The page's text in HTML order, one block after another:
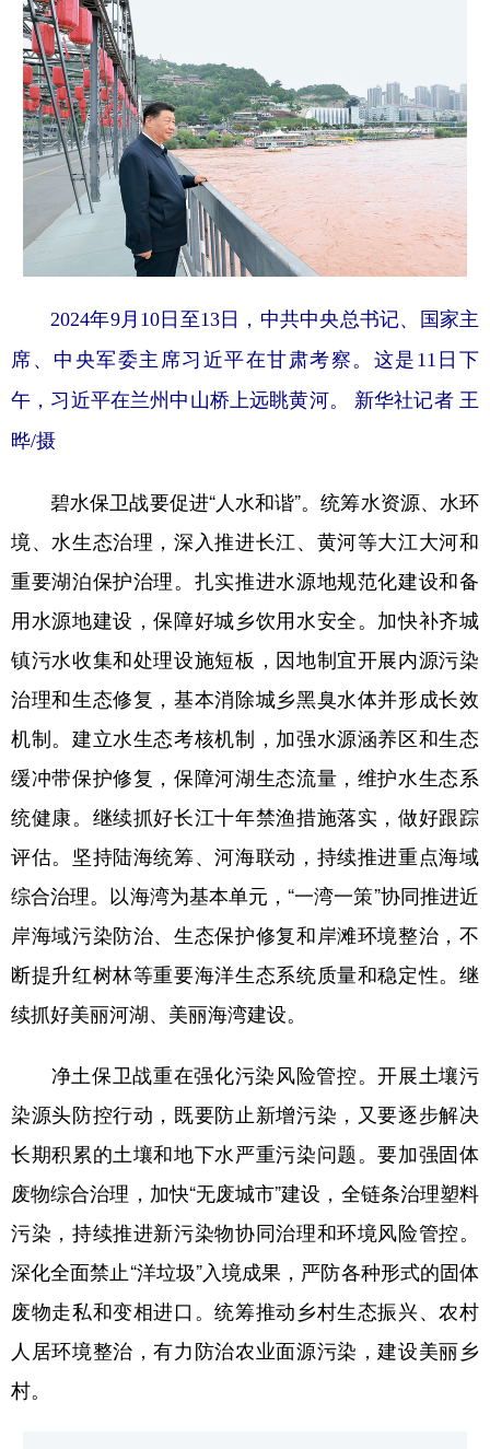
2024年9月10日至13日，中共中央总书记、国家主
席、中央军委主席习近平在甘肃考察。这是11日下
午，习近平在兰州中山桥上远眺黄河。 新华社记者 王
晔/摄
碧水保卫战要促进“人水和谐”。统筹水资源、水环
境、水生态治理，深入推进长江、黄河等大江大河和
重要湖泊保护治理。扎实推进水源地规范化建设和备
用水源地建设，保障好城乡饮用水安全。加快补齐城
镇污水收集和处理设施短板，因地制宜开展内源污染
治理和生态修复，基本消除城乡黑臭水体并形成长效
机制。建立水生态考核机制，加强水源涵养区和生态
缓冲带保护修复，保障河湖生态流量，维护水生态系
统健康。继续抓好长江十年禁渔措施落实，做好跟踪
评估。坚持陆海统筹、河海联动，持续推进重点海域
综合治理。以海湾为基本单元，“一湾一策”协同推进近
岸海域污染防治、生态保护修复和岸滩环境整治，不
断提升红树林等重要海洋生态系统质量和稳定性。继
续抓好美丽河湖、美丽海湾建设。
净土保卫战重在强化污染风险管控。开展土壤污
染源头防控行动，既要防止新增污染，又要逐步解决
长期积累的土壤和地下水严重污染问题。要加强固体
废物综合治理，加快“无废城市”建设，全链条治理塑料
污染，持续推进新污染物协同治理和环境风险管控。
深化全面禁止“洋垃圾”入境成果，严防各种形式的固体
废物走私和变相进口。统筹推动乡村生态振兴、农村
人居环境整治，有力防治农业面源污染，建设美丽乡
村。